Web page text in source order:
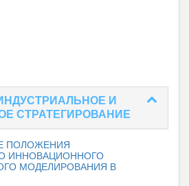
И
СТРАТЕГИРОВАНИЕ
ПОЛОЖЕНИЯ
ИННОВАЦИОННОГО
МОДЕЛИРОВАНИЯ В